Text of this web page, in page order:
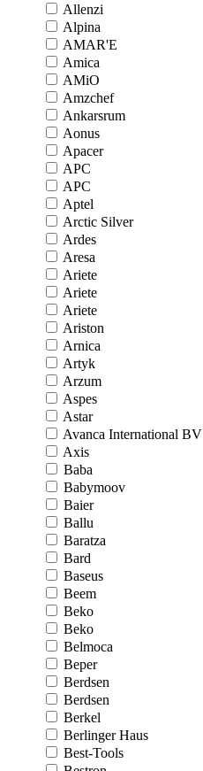
Allenzi
Alpina
AMAR'E
Amica
AMiO
Amzchef
Ankarsrum
Aonus
Apacer
APC
APC
Aptel
Arctic Silver
Ardes
Aresa
Ariete
Ariete
Ariete
Ariston
Arnica
Artyk
Arzum
Aspes
Astar
Avanca International BV
Axis
Baba
Babymoov
Baier
Ballu
Baratza
Bard
Baseus
Beem
Beko
Beko
Belmoca
Beper
Berdsen
Berdsen
Berkel
Berlinger Haus
Best-Tools